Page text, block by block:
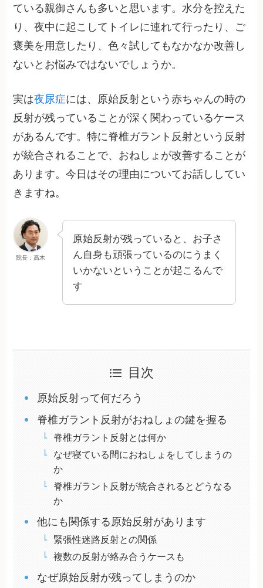
ている親御さんも多いと思います。水分を控えた
り、夜中に起こしてトイレに連れて行ったり、ご
褒美を用意したり、色々試してもなかなか改善し
ないとお悩みではないでしょうか。
実は夜尿症には、原始反射という赤ちゃんの時の
反射が残っていることが深く関わっているケース
があるんです。特に脊椎ガラント反射という反射
が統合されることで、おねしょが改善することが
あります。今日はその理由についてお話ししてい
きますね。
院長：高木
原始反射が残っていると、お子さ
ん自身も頑張っているのにうまく
いかないということが起こるんで
す
目次
原始反射って何だろう
脊椎ガラント反射がおねしょの鍵を握る
脊椎ガラント反射とは何か
なぜ寝ている間におねしょをしてしまうの
か
脊椎ガラント反射が統合されるとどうなる
か
他にも関係する原始反射があります
緊張性迷路反射との関係
複数の反射が絡み合うケースも
なぜ原始反射が残ってしまうのか